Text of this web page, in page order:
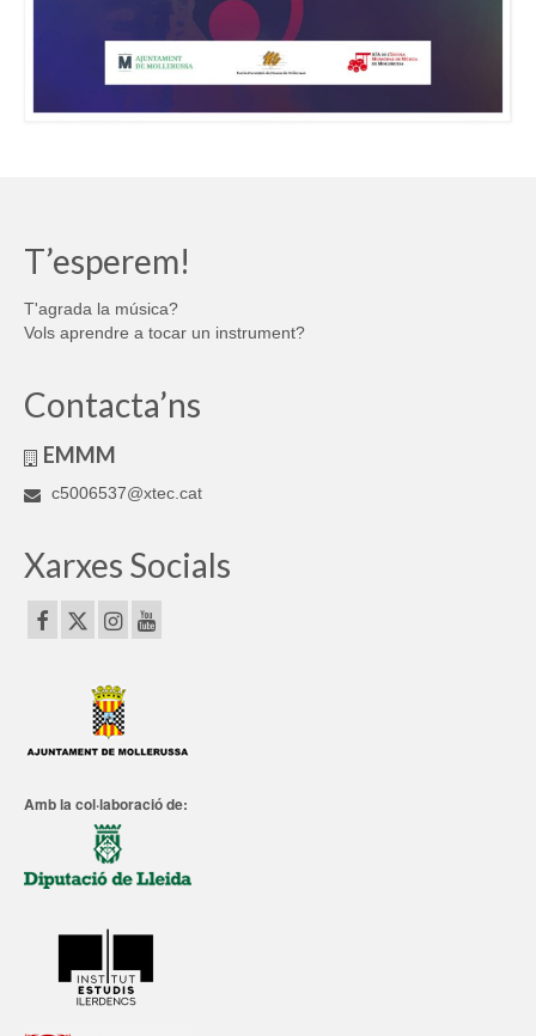
T’esperem!
T'agrada la música?
Vols aprendre a tocar un instrument?
Contacta’ns
EMMM
c5006537@xtec.cat
Xarxes Socials
Amb la col·laboració de: